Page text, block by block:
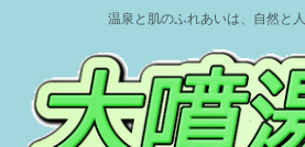
温泉と肌のふれあいは、自然と